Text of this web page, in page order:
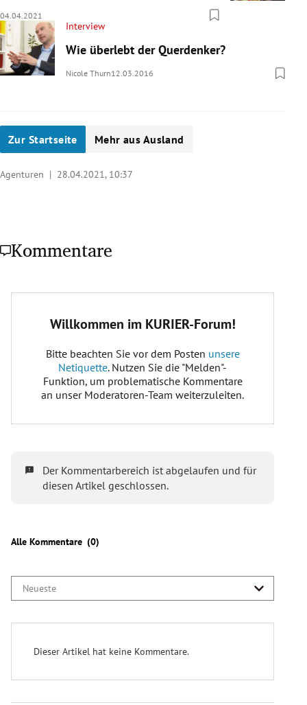
04.04.2021
Interview
Wie überlebt der Querdenker?
Nicole Thurn12.03.2016
Zur Startseite Mehr aus Ausland
Agenturen | 28.04.2021, 10:37
Kommentare